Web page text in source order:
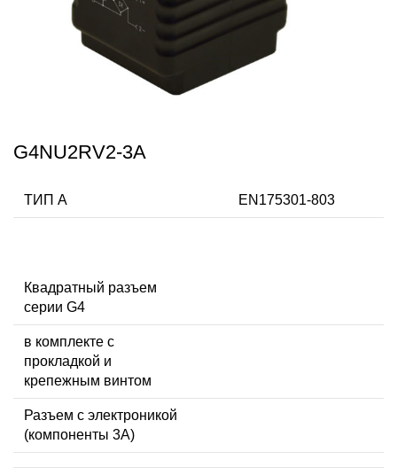
G4NU2RV2-3A
ТИП А EN175301-803
Квадратный разъем
серии G4
в комплекте с
прокладкой и
крепежным винтом
Разъем с электроникой
(компоненты 3A)